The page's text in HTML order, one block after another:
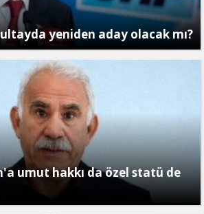
yeniden aday olacak mı?
umut hakkı da özel statü de